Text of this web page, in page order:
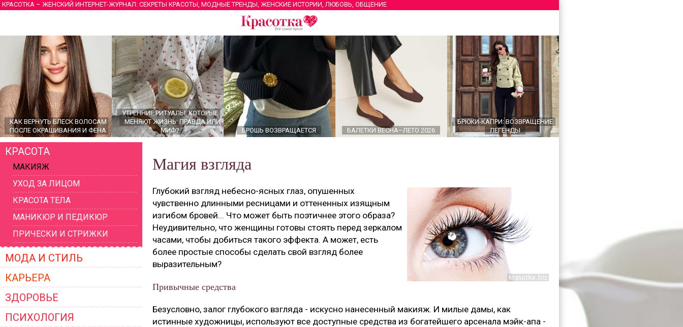
КРАСОТКА – ЖЕНСКИЙ ИНТЕРНЕТ-ЖУРНАЛ: СЕКРЕТЫ КРАСОТЫ, МОДНЫЕ ТРЕНДЫ, ЖЕНСКИЕ ИСТОРИИ, ЛЮБОВЬ, ОБЩЕНИЕ
КАК ВЕРНУТЬ БЛЕСК ВОЛОСАМ
ПОСЛЕ ОКРАШИВАНИЯ И ФЕНА
УТРЕННИЕ РИТУАЛЫ, КОТОРЫЕ
МЕНЯЮТ ЖИЗНЬ: ПРАВДА ИЛИ
МИФ?
БРОШЬ ВОЗВРАЩАЕТСЯ БАЛЕТКИ ВЕСНА–ЛЕТО 2026
БРЮКИ-КАПРИ: ВОЗВРАЩЕНИЕ
ЛЕГЕНДЫ
ГЛАВНЫЕ ТРЕНДЫ ВЕРХНЕЙ
ЖЕНСКОЙ ОДЕЖДЫ 2026
КРАСОТА
МАКИЯЖ
УХОД ЗА ЛИЦОМ
КРАСОТА ТЕЛА
МАНИКЮР И ПЕДИКЮР
ПРИЧЕСКИ И СТРИЖКИ
МОДА И СТИЛЬ
КАРЬЕРА
ЗДОРОВЬЕ
ПСИХОЛОГИЯ
Магия взгляда
Глубокий взгляд небесно-ясных глаз, опушенных
чувственно длинными ресницами и оттененных изящным
изгибом бровей... Что может быть поэтичнее этого образа?
Неудивительно, что женщины готовы стоять перед зеркалом
часами, чтобы добиться такого эффекта. А может, есть
более простые способы сделать свой взгляд более
выразительным?
Привычные средства
Безусловно, залог глубокого взгляда - искусно нанесенный макияж. И милые дамы, как
истинные художницы, используют все доступные средства из богатейшего арсенала мэйк-апа -